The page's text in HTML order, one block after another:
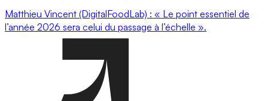
Matthieu Vincent (DigitalFoodLab) : « Le point essentiel de
l’année 2026 sera celui du passage à l’échelle ».